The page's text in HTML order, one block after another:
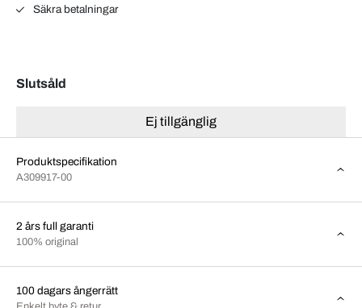
Säkra betalningar
Slutsåld
Ej tillgänglig
Produktspecifikation
A309917-00
2 års full garanti
100% original
100 dagars ångerrätt